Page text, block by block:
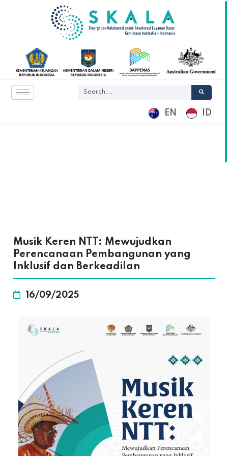
EN ID
Musik Keren NTT: Mewujudkan
Perencanaan Pembangunan yang
Inklusif dan Berkeadilan
16/09/2025